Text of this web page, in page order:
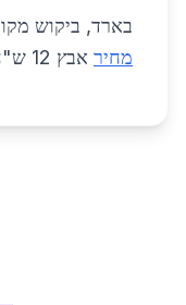
בארד, ביקוש
מחיר אבץ 12 ש"ח. (ספירת מילים: 1123)